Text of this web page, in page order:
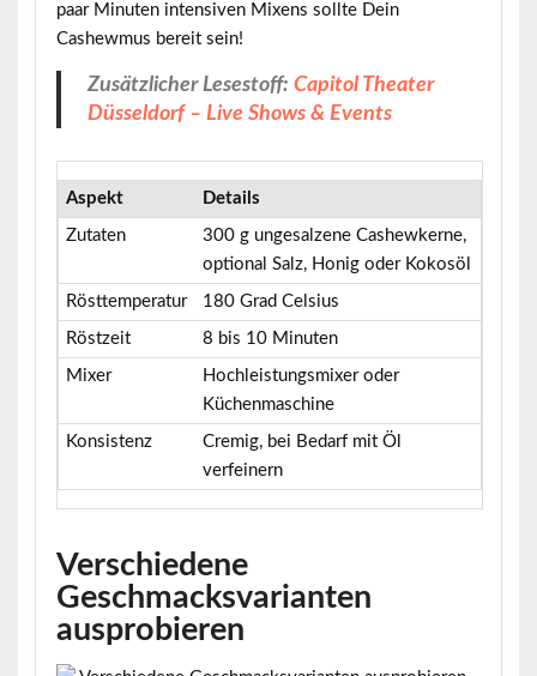
paar Minuten intensiven Mixens sollte Dein
Cashewmus bereit sein!
Zusätzlicher Lesestoff:Capitol Theater
Düsseldorf – Live Shows & Events
Aspekt Details
Zutaten
300 g ungesalzene Cashewkerne,
optional Salz, Honig oder Kokosöl
Rösttemperatur 180 Grad Celsius
Röstzeit 8 bis 10 Minuten
Mixer
Hochleistungsmixer oder
Küchenmaschine
Konsistenz
Cremig, bei Bedarf mit Öl
verfeinern
Verschiedene
Geschmacksvarianten
ausprobieren